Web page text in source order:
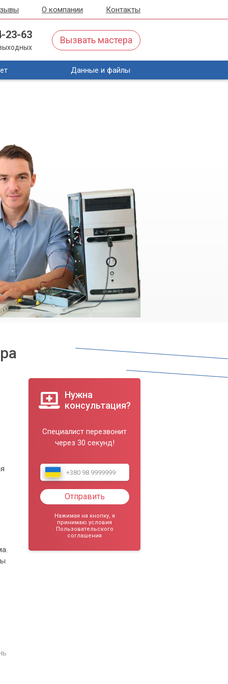
О компании Контакты
23-63 Вызвать мастера
Данные и файлы
Нужна
консультация?
Специалист перезвонит
через 30 секунд!
Отправить
Нажимая на кнопку, я
принимаю условия
Пользовательского
соглашения